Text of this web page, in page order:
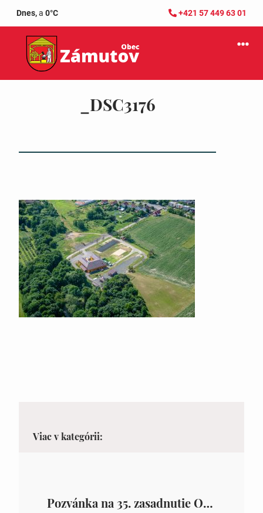
Dnes,a 0°C +421 57 449 63 01
_DSC3176
Viac v kategórii:
Pozvánka na 35. zasadnutie OZ v Zámutove